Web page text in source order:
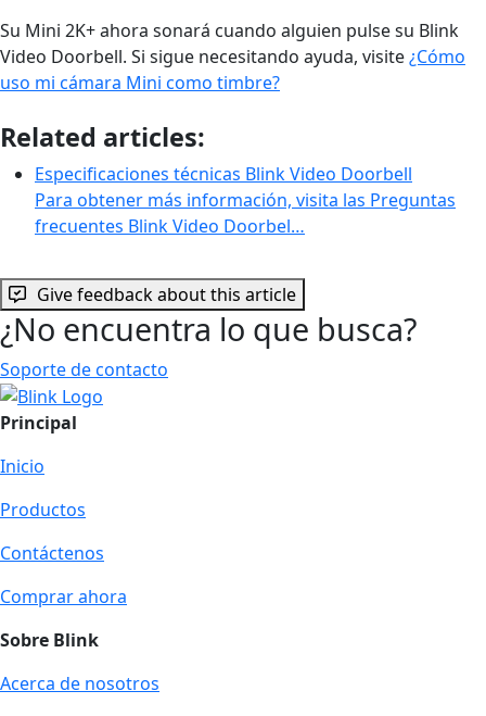
Su Mini 2K+ ahora sonará cuando alguien pulse su Blink
Video Doorbell. Si sigue necesitando ayuda, visite¿Cómo
uso mi cámara Mini como timbre?
Related articles:
Especificaciones técnicas Blink Video Doorbell
Para obtener más información, visita las Preguntas
frecuentes Blink Video Doorbel…
Give feedback about this article
¿No encuentra lo que busca?
Soporte de contacto
Principal
Inicio
Productos
Contáctenos
Comprar ahora
Sobre Blink
Acerca de nosotros